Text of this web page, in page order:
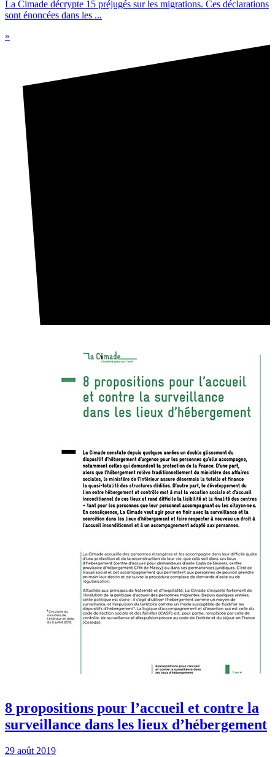
La Cimade décrypte 15 préjugés sur les migrations. Ces déclarations
sont énoncées dans les ...
»
8 propositions pour l’accueil et contre la
surveillance dans les lieux d’hébergement
29 août 2019